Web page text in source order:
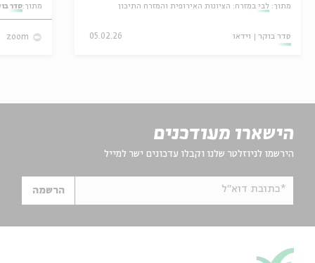
מתוך: לבי במזרח: הציונות האירופית והמזרח התיכון
סדר בוקר וידאו 05.02.26
מתוך:סדר
zoom
הישארו מעודכנים
הירשמו לניוזלטר שלנו וקבלו עדכונים ישר למייל
*כתובת דוא"ל הרשמה